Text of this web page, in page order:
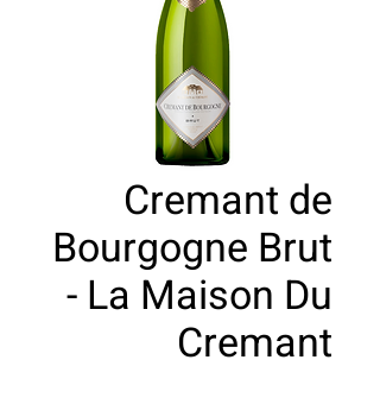
Cremant de
Bourgogne Brut
- La Maison Du
Cremant